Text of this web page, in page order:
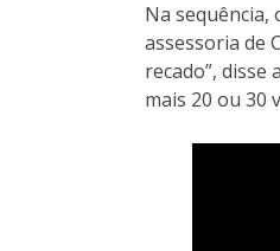
Na sequência,
assessoria de
recado”,
mais 20 ou 30